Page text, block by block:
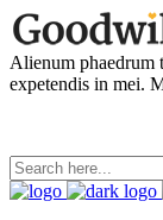
Alienum phaedrum
expetendis in mei.